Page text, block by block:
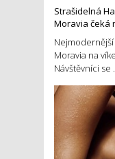
Strašidelná
Moravia čeká
Moravia na
Návštěvníci se